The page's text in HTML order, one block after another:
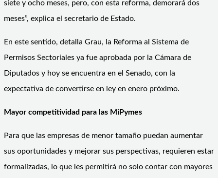
siete y ocho meses, pero, con esta reforma, demorará dos
meses”, explica el secretario de Estado.
En este sentido, detalla Grau, la Reforma al Sistema de
Permisos Sectoriales ya fue aprobada por la Cámara de
Diputados y hoy se encuentra en el Senado, con la
expectativa de convertirse en ley en enero próximo.
Mayor competitividad para las MiPymes
Para que las empresas de menor tamaño puedan aumentar
sus oportunidades y mejorar sus perspectivas, requieren estar
formalizadas, lo que les permitirá no solo contar con mayores